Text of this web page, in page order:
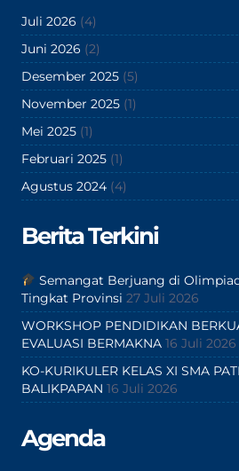
Juli 2026 (4)
Juni 2026 (2)
Desember 2025 (5)
November 2025 (1)
Mei 2025 (1)
Februari 2025 (1)
Agustus 2024 (4)
Berita Terkini
Semangat Berjuang di
Tingkat Provinsi 27 Juli 2026
WORKSHOP PENDIDIKAN
EVALUASI BERMAKNA 16 Juli 2026
KO-KURIKULER KELAS XI SMA
BALIKPAPAN 16 Juli 2026
Agenda